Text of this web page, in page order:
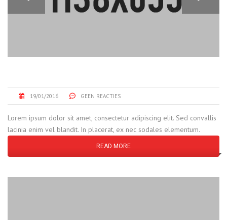
19/01/2016 GEEN REACTIES
Lorem ipsum dolor sit amet, consectetur adipiscing elit. Sed convallis
lacinia enim vel blandit. In placerat, ex nec sodales elementum.
READ MORE